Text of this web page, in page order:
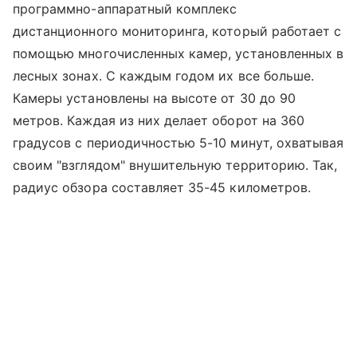
программно-аппаратный комплекс
дистанционного мониторинга, который работает с
помощью многочисленных камер, установленных в
лесных зонах. С каждым годом их все больше.
Камеры установлены на высоте от 30 до 90
метров. Каждая из них делает оборот на 360
градусов с периодичностью 5-10 минут, охватывая
своим "взглядом" внушительную территорию. Так,
радиус обзора составляет 35-45 километров.